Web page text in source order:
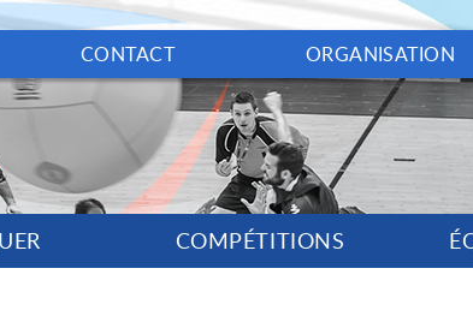
CONTACT ORGANISATION
COMPÉTITIONS